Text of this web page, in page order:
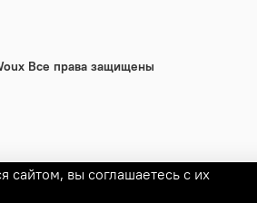
Все права защищены
сайтом, вы соглашаетесь с их